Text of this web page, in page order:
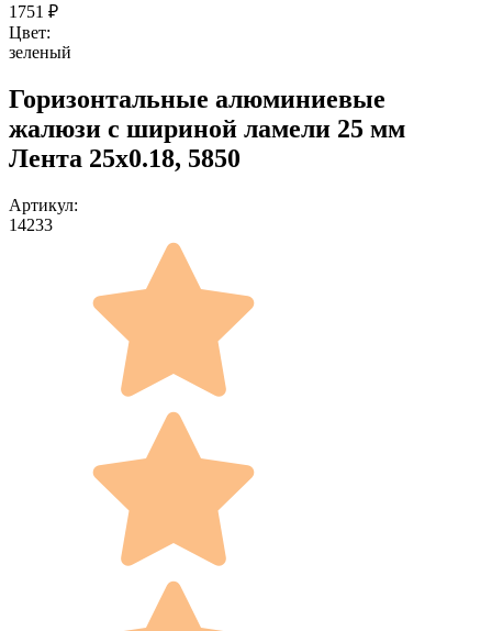
1751 ₽
Цвет:
зеленый
Горизонтальные алюминиевые
жалюзи с шириной ламели 25 мм
Лента 25x0.18, 5850
Артикул:
14233